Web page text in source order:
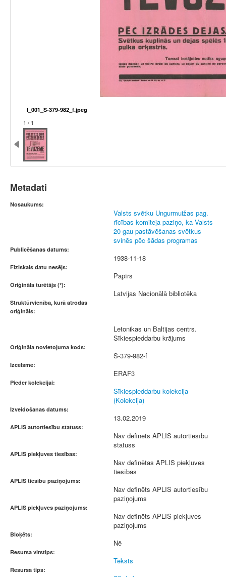
l_001_S-379-982_f.jpeg
1 / 1
Metadati
Nosaukums:
Valsts svētku Ungurmuižas pag.
rīcības komiteja paziņo, ka Valsts
20 gau pastāvēšanas svētkus
svinēs pēc šādas programas
Publicēšanas datums:
1938-11-18
Fiziskais datu nesējs:
Papīrs
Oriģināla turētājs (*):
Latvijas Nacionālā bibliotēka
Struktūrvienība, kurā atrodas
oriģināls:
Letonikas un Baltijas centrs.
Sīkiespieddarbu krājums
Oriģināla novietojuma kods:
S-379-982-f
Izcelsme:
ERAF3
Pieder kolekcijai:
Sīkiespieddarbu kolekcija
(Kolekcija)
Izveidošanas datums:
13.02.2019
APLIS autortiesību statuss:
Nav definēts APLIS autortiesību
statuss
APLIS piekļuves tiesības:
Nav definētas APLIS piekļuves
tiesības
APLIS tiesību paziņojums:
Nav definēts APLIS autortiesību
paziņojums
APLIS piekļuves paziņojums:
Nav definēts APLIS piekļuves
paziņojums
Bloķēts:
Nē
Resursa virstips:
Teksts
Resursa tips: